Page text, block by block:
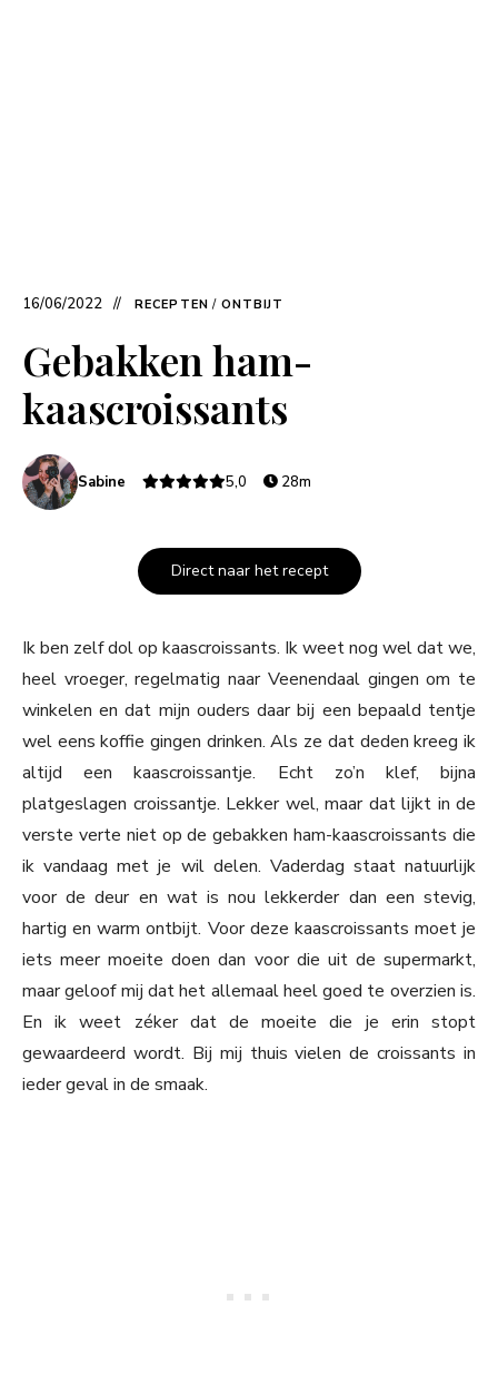
16/06/2022 RECEPTEN / ONTBIJT
Gebakken ham-
kaascroissants
Sabine 5,0 28m
Direct naar het recept
Ik ben zelf dol op kaascroissants. Ik weet nog wel dat we,
heel vroeger, regelmatig naar Veenendaal gingen om te
winkelen en dat mijn ouders daar bij een bepaald tentje
wel eens koffie gingen drinken. Als ze dat deden kreeg ik
altijd een kaascroissantje. Echt zo’n klef, bijna
platgeslagen croissantje. Lekker wel, maar dat lijkt in de
verste verte niet op de gebakken ham-kaascroissants die
ik vandaag met je wil delen. Vaderdag staat natuurlijk
voor de deur en wat is nou lekkerder dan een stevig,
hartig en warm ontbijt. Voor deze kaascroissants moet je
iets meer moeite doen dan voor die uit de supermarkt,
maar geloof mij dat het allemaal heel goed te overzien is.
En ik weet zéker dat de moeite die je erin stopt
gewaardeerd wordt. Bij mij thuis vielen de croissants in
ieder geval in de smaak.